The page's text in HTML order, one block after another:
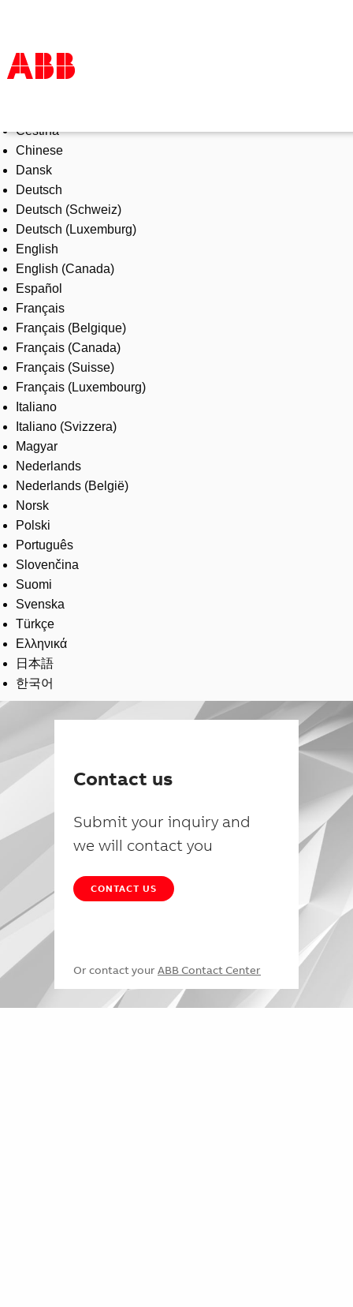
Products & Solutions
Industries
Services
About us
Where to buy
Contact us
Careers
Čeština
Chinese
Dansk
Deutsch
Deutsch (Schweiz)
Deutsch (Luxemburg)
English
English (Canada)
Español
Français
Français (Belgique)
Français (Canada)
Français (Suisse)
Français (Luxembourg)
Italiano
Italiano (Svizzera)
Magyar
Nederlands
Nederlands (België)
Norsk
Polski
Português
Slovenčina
Suomi
Svenska
Türkçe
Ελληνικά
日本語
한국어
Contact us
Submit your inquiry and
we will contact you
CONTACT US
Or contact your ABB Contact Center